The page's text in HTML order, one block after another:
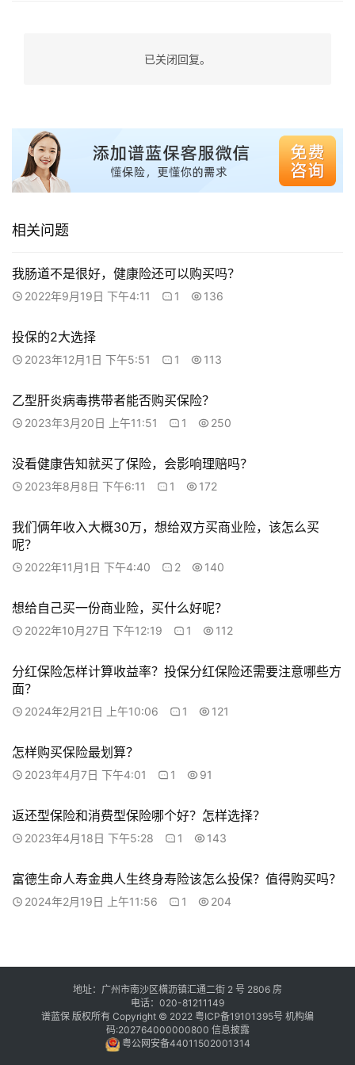
已关闭回复。
相关问题
我肠道不是很好，健康险还可以购买吗？
2022年9月19日 下午4:11 1 136
投保的2大选择
2023年12月1日 下午5:51 1 113
乙型肝炎病毒携带者能否购买保险？
2023年3月20日 上午11:51 1 250
没看健康告知就买了保险，会影响理赔吗？
2023年8月8日 下午6:11 1 172
我们俩年收入大概30万，想给双方买商业险，该怎么买
呢？
2022年11月1日 下午4:40 2 140
想给自己买一份商业险，买什么好呢？
2022年10月27日 下午12:19 1 112
分红保险怎样计算收益率？投保分红保险还需要注意哪些方
面？
2024年2月21日 上午10:06 1 121
怎样购买保险最划算？
2023年4月7日 下午4:01 1 91
返还型保险和消费型保险哪个好？怎样选择？
2023年4月18日 下午5:28 1 143
富德生命人寿金典人生终身寿险该怎么投保？值得购买吗？
2024年2月19日 上午11:56 1 204
地址：广州市南沙区横沥镇汇通二街 2 号 2806 房
电话：020-81211149
谱蓝保 版权所有 Copyright © 2022 粤ICP备19101395号 机构编
码:202764000000800 信息披露
粤公网安备44011502001314